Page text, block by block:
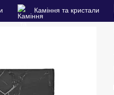
Каміння та кристали